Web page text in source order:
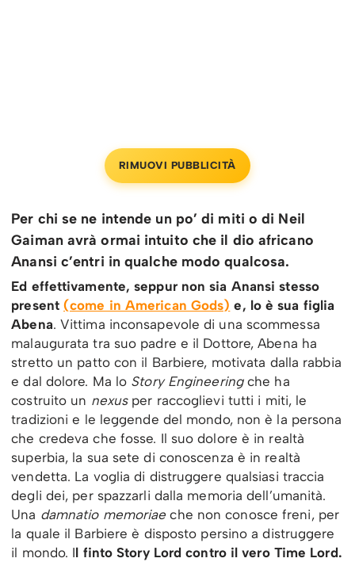
RIMUOVI PUBBLICITÀ
Per chi se ne intende un po’ di miti o di Neil
Gaiman avrà ormai intuito che il dio africano
Anansi c’entri in qualche modo qualcosa.
Ed effettivamente, seppur non sia Anansi stesso
present(come in American Gods) e, lo è sua figlia
Abena. Vittima inconsapevole di una scommessa
malaugurata tra suo padre e il Dottore, Abena ha
stretto un patto con il Barbiere, motivata dalla rabbia
e dal dolore. Ma lo Story Engineeringche ha
costruito un nexus per raccoglievi tutti i miti, le
tradizioni e le leggende del mondo, non è la persona
che credeva che fosse. Il suo dolore è in realtà
superbia, la sua sete di conoscenza è in realtà
vendetta. La voglia di distruggere qualsiasi traccia
degli dei, per spazzarli dalla memoria dell’umanità.
Una damnatio memoriae che non conosce freni, per
la quale il Barbiere è disposto persino a distruggere
il mondo. Il finto Story Lord contro il vero Time Lord.